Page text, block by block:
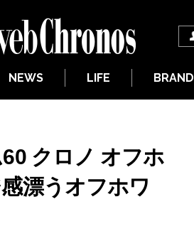
NEWS LIFE BRAND
クロノ オフホ
漂うオフホワ